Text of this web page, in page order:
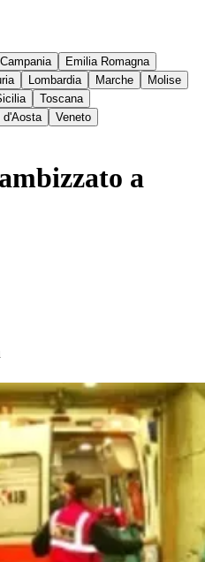
Campania
Emilia Romagna
Lombardia Marche
Molise
Toscana
d'Aosta Veneto
a